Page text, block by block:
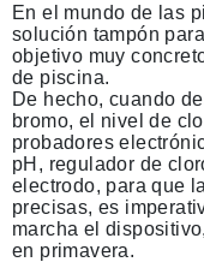
En el mundo de las
solución tampón
objetivo muy
de piscina.
De hecho, cuando
bromo, el nivel de
probadores
pH, regulador de
electrodo, para que
precisas, es
marcha el dispositivo,
en primavera.